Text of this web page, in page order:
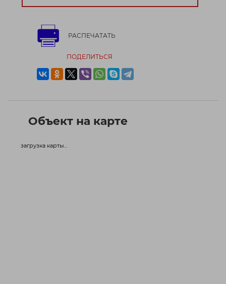
РАСПЕЧАТАТЬ
ПОДЕЛИТЬСЯ
Объект на карте
загрузка карты...